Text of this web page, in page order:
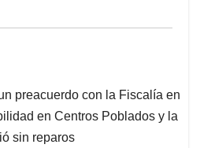
preacuerdo con la Fiscalía en
en Centros Poblados y la
sin reparos